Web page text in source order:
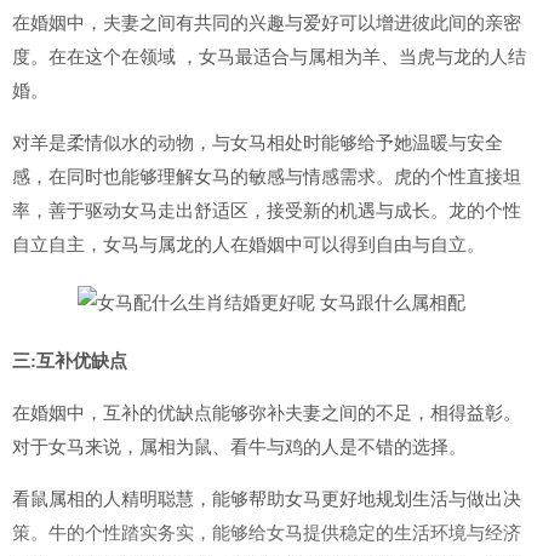
在婚姻中，夫妻之间有共同的兴趣与爱好可以增进彼此间的亲密
度。在在这个在领域 ，女马最适合与属相为羊、当虎与龙的人结
婚。
对羊是柔情似水的动物，与女马相处时能够给予她温暖与安全
感，在同时也能够理解女马的敏感与情感需求。虎的个性直接坦
率，善于驱动女马走出舒适区，接受新的机遇与成长。龙的个性
自立自主，女马与属龙的人在婚姻中可以得到自由与自立。
三:互补优缺点
在婚姻中，互补的优缺点能够弥补夫妻之间的不足，相得益彰。
对于女马来说，属相为鼠、看牛与鸡的人是不错的选择。
看鼠属相的人精明聪慧，能够帮助女马更好地规划生活与做出决
策。牛的个性踏实务实，能够给女马提供稳定的生活环境与经济